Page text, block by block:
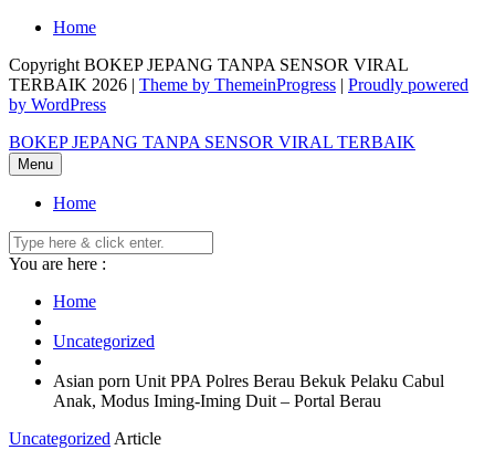
Skip
content
Home
Copyright BOKEP JEPANG TANPA SENSOR VIRAL
TERBAIK 2026 | Theme by ThemeinProgress | Proudly powered
by WordPress
BOKEP JEPANG TANPA SENSOR VIRAL TERBAIK
Menu
Home
You are here :
Home
Uncategorized
Asian porn Unit PPA Polres Berau Bekuk Pelaku Cabul
Anak, Modus Iming-Iming Duit – Portal Berau
Uncategorized Article